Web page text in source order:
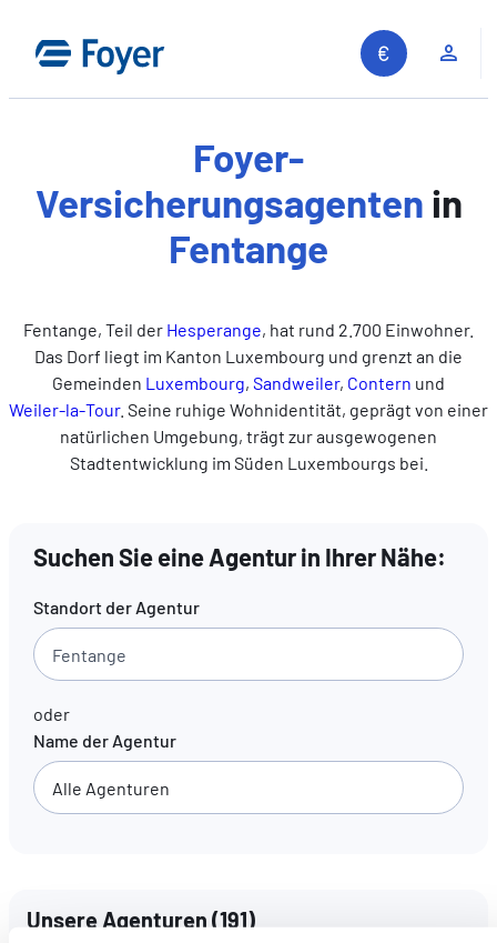
Inhalt
springen
DE FREN
Foyer-
Versicherungsagenten in
Fentange
Fentange, Teil der Hesperange, hat rund 2.700 Einwohner.
Das Dorf liegt im Kanton Luxembourg und grenzt an die
Gemeinden Luxembourg, Sandweiler, Contern und
Weiler‑la‑Tour. Seine ruhige Wohnidentität, geprägt von einer
natürlichen Umgebung, trägt zur ausgewogenen
Stadtentwicklung im Süden Luxembourgs bei.
Suchen Sie eine Agentur in Ihrer Nähe:
Standort der Agentur
oder
Name der Agentur
Unsere Agenturen (191)